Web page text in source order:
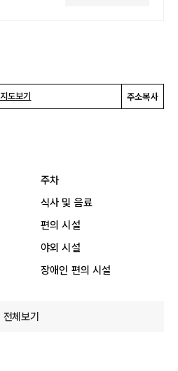
지도보기 주소복사
주차
식사 및 음료
편의 시설
야외 시설
장애인 편의 시설
전체보기